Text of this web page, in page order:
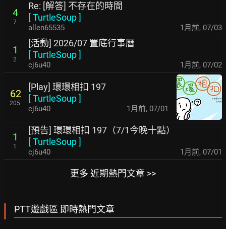
4
7
Re: [解答] 不存在的時間
[TurtleSoup]
allen65535 1月前, 07/03
1
2
[活動] 2026/07 置底行事曆
[TurtleSoup]
cj6u40 1月前, 07/02
62
205
[Play] 環環相扣 197
[TurtleSoup]
cj6u40 1月前, 07/01
1
1
[預告] 環環相扣 197（7/1今晚十點）
[TurtleSoup]
cj6u40 1月前, 07/01
更多 近期熱門文章 >>
PTT遊戲區 即時熱門文章